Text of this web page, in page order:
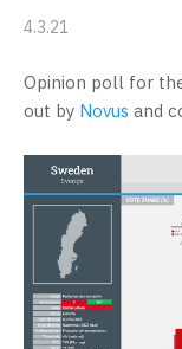
4.3.21
Opinion poll for
out by Novus and